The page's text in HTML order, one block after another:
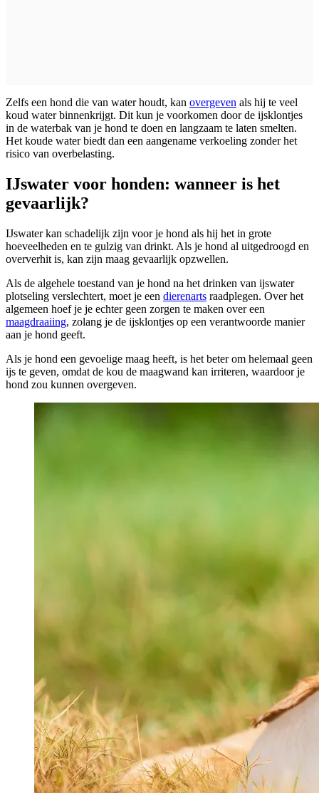
Zelfs een hond die van water houdt, kan overgeven als hij te veel
koud water binnenkrijgt. Dit kun je voorkomen door de ijsklontjes
in de waterbak van je hond te doen en langzaam te laten smelten.
Het koude water biedt dan een aangename verkoeling zonder het
risico van overbelasting.
IJswater voor honden: wanneer is het
gevaarlijk?
IJswater kan schadelijk zijn voor je hond als hij het in grote
hoeveelheden en te gulzig van drinkt. Als je hond al uitgedroogd en
oververhit is, kan zijn maag gevaarlijk opzwellen.
Als de algehele toestand van je hond na het drinken van ijswater
plotseling verslechtert, moet je een dierenarts raadplegen. Over het
algemeen hoef je je echter geen zorgen te maken over een
maagdraaiing, zolang je de ijsklontjes op een verantwoorde manier
aan je hond geeft.
Als je hond een gevoelige maag heeft, is het beter om helemaal geen
ijs te geven, omdat de kou de maagwand kan irriteren, waardoor je
hond zou kunnen overgeven.